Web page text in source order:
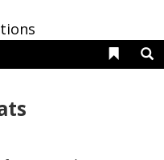
Liens